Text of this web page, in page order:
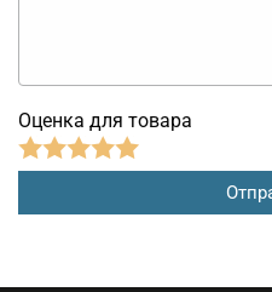
Оценка для товара